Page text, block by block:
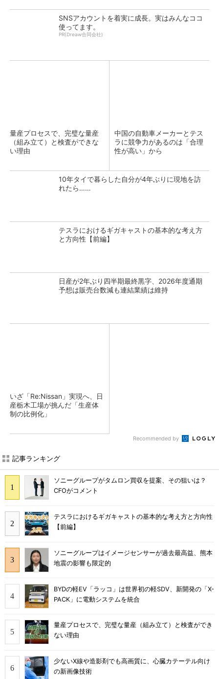
SNSアカウントを着実に成長。実はみんなココ
使ってます。
PR(Dreaw合同会社)
量産プロセスで、完璧な量産
（組み立て）と検査ができな
い理由
中国の自動車メーカーとテス
ラに競争力があるのは「合理
性が高い」から
10年タイで暮らした自分が4年ぶりに現地を訪
れたら……
テスラにおけるギガキャストの基本的な考え方
と方向性【前編】
日産が2年ぶり四半期最終黒字、2026年度通期
予想は販売台数減も連結業績は維持
いざ「Re:Nissan」実現へ、日
産栃木工場が挑んだ「生産体
制の比例化」
Recommended by
記事ランキング
ソニーグループがタムロン買収を提案、その狙いは？
CFOがコメント
テスラにおけるギガキャストの基本的な考え方と方向性
【前編】
ソニーグループはイメージセンサーが過去最高益、熊本
地震の影響も限定的
BYDの軽EV「ラッコ」は世界初の軽SDV、新開発の「X-
PACK」に電動システムを統合
量産プロセスで、完璧な量産（組み立て）と検査ができ
ない理由
少ないX線や造影剤でも高画質に、心臓カテーテル向け
の新画像技術